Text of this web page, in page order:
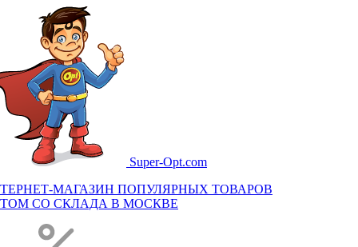
Super-Opt.com
МАГАЗИН ПОПУЛЯРНЫХ ТОВАРОВ
СО СКЛАДА В МОСКВЕ